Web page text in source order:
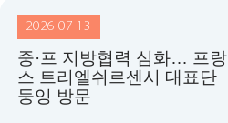
2026-07-13
중·프 지방협력 심화… 프랑
스 트리엘쉬르센시 대표단
둥잉 방문